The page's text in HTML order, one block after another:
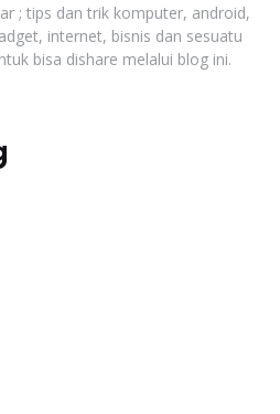
; tips dan trik komputer, android,
internet, bisnis dan sesuatu
bisa dishare melalui blog ini.